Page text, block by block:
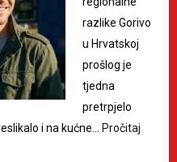
razlike Gorivo
u Hrvatskoj
prošlog je
tjedna
pretrpjelo
i na kućne…
Pročitaj